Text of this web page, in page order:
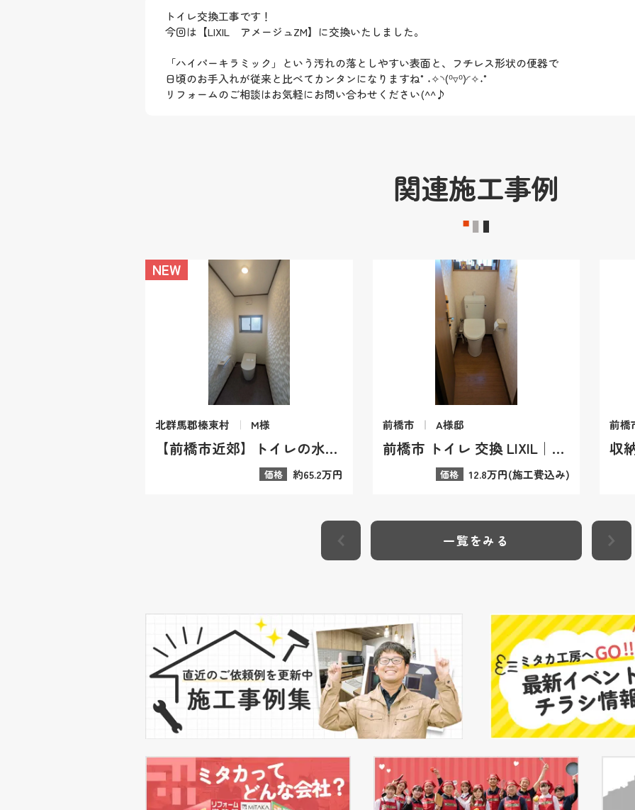
トイレ交換工事です！
今回は【LIXIL アメージュZM】に交換いたしました。
「ハイパーキラミック」という汚れの落としやすい表面と、フチレス形状の便器で
日頃のお手入れが従来と比べてカンタンになりますね°˖✧◝(⁰▿⁰)◜✧˖°
リフォームのご相談はお気軽にお問い合わせください(^^♪
関連施工事例
NEW
北群馬郡榛東村 M様
【前橋市近郊】トイレの水圧や手洗い器のお悩みを解消！スッキリ空間へ
価格 約65.2万円
前橋市 A様邸
前橋市 トイレ 交換 LIXIL｜費用と事例
価格 12.8万円(施工費込み)
前橋
一覧をみる